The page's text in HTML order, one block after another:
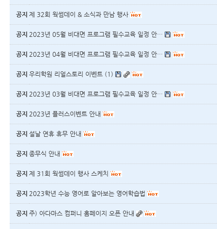
공지 제 32회 웍썸데이 & 소식과 만남 행사
공지 2023년 05월 비대면 프로그램 필수교육 일정 안…
공지 2023년 04월 비대면 프로그램 필수교육 일정 안…
공지 우리학원 리얼스토리 이벤트 (1)
공지 2023년 03월 비대면 프로그램 필수교육 일정 안…
공지 2023년 플러스이벤트 안내
공지 설날 연휴 휴무 안내
공지 종무식 안내
공지 제 31회 웍썸데이 행사 스케치
공지 2023학년 수능 영어로 알아보는 영어학습법
공지 주) 아다마스 컴퍼니 홈페이지 오픈 안내